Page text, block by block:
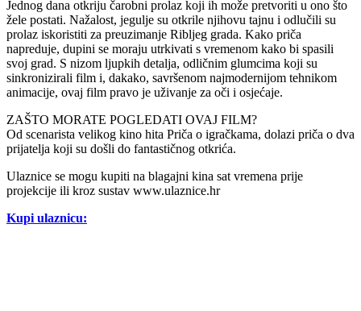
Jednog dana otkriju čarobni prolaz koji ih može pretvoriti u ono što
žele postati. Nažalost, jegulje su otkrile njihovu tajnu i odlučili su
prolaz iskoristiti za preuzimanje Ribljeg grada. Kako priča
napreduje, dupini se moraju utrkivati s vremenom kako bi spasili
svoj grad. S nizom ljupkih detalja, odličnim glumcima koji su
sinkronizirali film i, dakako, savršenom najmodernijom tehnikom
animacije, ovaj film pravo je uživanje za oči i osjećaje.
ZAŠTO MORATE POGLEDATI OVAJ FILM?
Od scenarista velikog kino hita Priča o igračkama, dolazi priča o dva
prijatelja koji su došli do fantastičnog otkrića.
Ulaznice se mogu kupiti na blagajni kina sat vremena prije
projekcije ili kroz sustav www.ulaznice.hr
Kupi ulaznicu: